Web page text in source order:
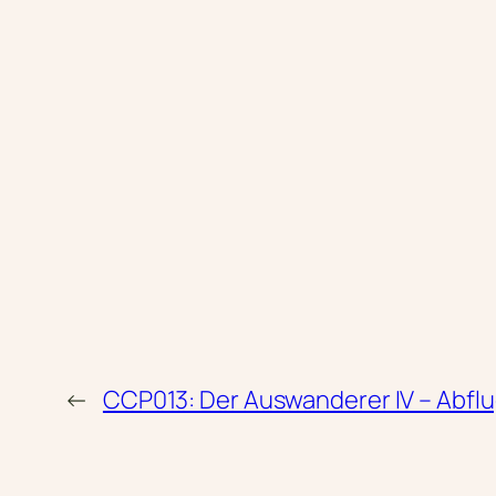
← CCP013: Der Auswanderer IV –